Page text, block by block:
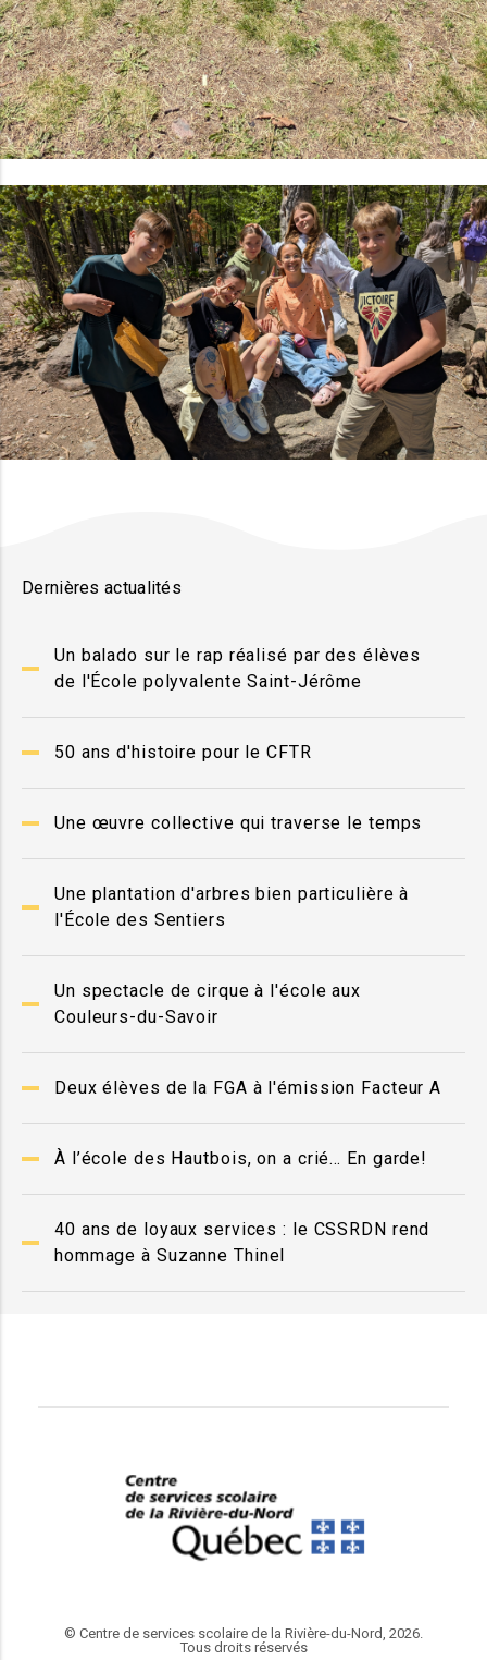
Dernières actualités
Un balado sur le rap réalisé par des élèves
de l'École polyvalente Saint-Jérôme
50 ans d'histoire pour le CFTR
Une œuvre collective qui traverse le temps
Une plantation d'arbres bien particulière à
l'École des Sentiers
Un spectacle de cirque à l'école aux
Couleurs-du-Savoir
Deux élèves de la FGA à l'émission Facteur A
À l’école des Hautbois, on a crié… En garde!
40 ans de loyaux services : le CSSRDN rend
hommage à Suzanne Thinel
© Centre de services scolaire de la Rivière-du-Nord, 2026.
Tous droits réservés